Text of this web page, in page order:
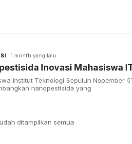
1 month yang lalu
Inovasi Mahasiswa
Institut Teknologi Sepuluh Nopember
nanopestisida yang
ditampilkan semua